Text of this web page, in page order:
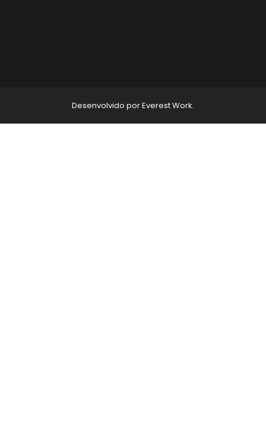
Desenvolvido por Everest Work.